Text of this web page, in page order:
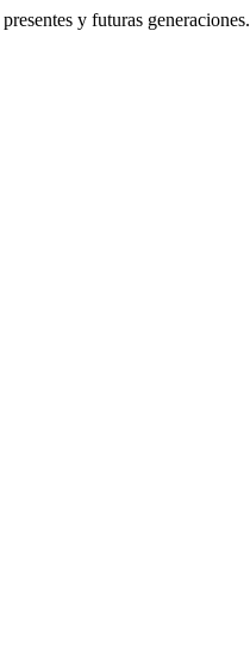
y futuras generaciones.